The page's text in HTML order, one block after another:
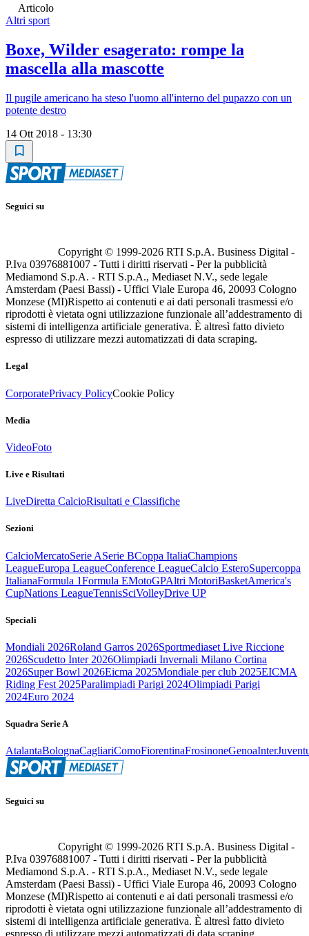
Articolo
Altri sport
Boxe, Wilder esagerato: rompe la
mascella alla mascotte
Il pugile americano ha steso l'uomo all'interno del pupazzo con un
potente destro
14 Ott 2018 - 13:30
Seguici su
Copyright © 1999-2026 RTI S.p.A. Business Digital -
P.Iva 03976881007 - Tutti i diritti riservati - Per la pubblicità
Mediamond S.p.A. - RTI S.p.A., Mediaset N.V., sede legale
Amsterdam (Paesi Bassi) - Uffici Viale Europa 46, 20093 Cologno
Monzese (MI)Rispetto ai contenuti e ai dati personali trasmessi e/o
riprodotti è vietata ogni utilizzazione funzionale all’addestramento di
sistemi di intelligenza artificiale generativa. È altresì fatto divieto
espresso di utilizzare mezzi automatizzati di data scraping.
Legal
CorporatePrivacy PolicyCookie Policy
Media
VideoFoto
Live e Risultati
LiveDiretta CalcioRisultati e Classifiche
Sezioni
CalcioMercatoSerie ASerie BCoppa ItaliaChampions
LeagueEuropa LeagueConference LeagueCalcio EsteroSupercoppa
ItalianaFormula 1Formula EMotoGPAltri MotoriBasketAmerica's
CupNations LeagueTennisSciVolleyDrive UP
Speciali
Mondiali 2026Roland Garros 2026Sportmediaset Live Riccione
2026Scudetto Inter 2026Olimpiadi Invernali Milano Cortina
2026Super Bowl 2026Eicma 2025Mondiale per club 2025EICMA
Riding Fest 2025Paralimpiadi Parigi 2024Olimpiadi Parigi
2024Euro 2024
Squadra Serie A
AtalantaBolognaCagliariComoFiorentinaFrosinoneGenoaInter
Seguici su
Copyright © 1999-2026 RTI S.p.A. Business Digital -
P.Iva 03976881007 - Tutti i diritti riservati - Per la pubblicità
Mediamond S.p.A. - RTI S.p.A., Mediaset N.V., sede legale
Amsterdam (Paesi Bassi) - Uffici Viale Europa 46, 20093 Cologno
Monzese (MI)Rispetto ai contenuti e ai dati personali trasmessi e/o
riprodotti è vietata ogni utilizzazione funzionale all’addestramento di
sistemi di intelligenza artificiale generativa. È altresì fatto divieto
espresso di utilizzare mezzi automatizzati di data scraping.